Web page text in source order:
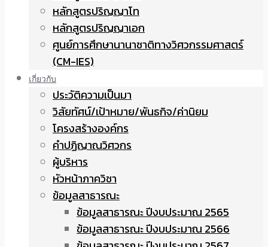
หลักสูตรปริญญาโท
หลักสูตรปริญญาเอก
ศูนย์การศึกษานานาชาติทางวิศวกรรมศาสตร์
(CM-IES)
เกี่ยวกับ
ประวัติความเป็นมา
วิสัยทัศน์/เป้าหมาย/พันธกิจ/ค่านิยม
โครงสร้างองค์กร
คำปฏิญาณวิศวกร
ผู้บริหาร
หัวหน้าภาควิชา
ข้อมูลสาธารณะ
ข้อมูลสาธารณะ ปีงบประมาณ 2565
ข้อมูลสาธารณะ ปีงบประมาณ 2566